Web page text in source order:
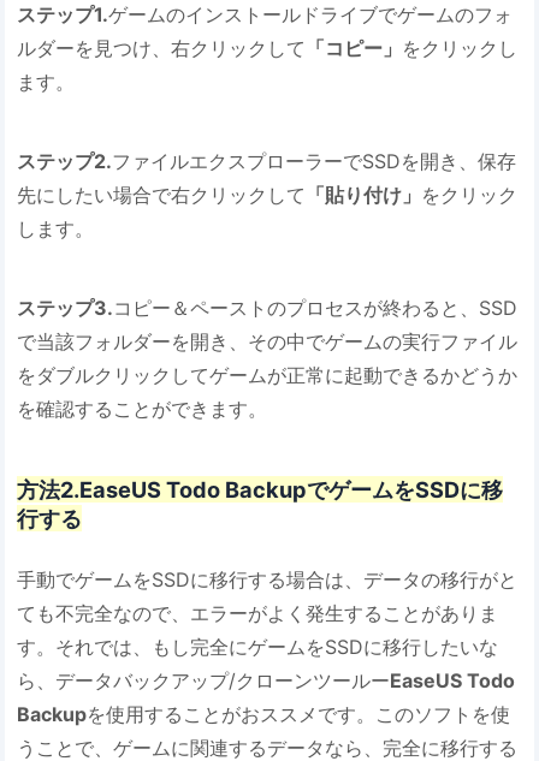
ステップ1.ゲームのインストールドライブでゲームのフォ
ルダーを見つけ、右クリックして 「コピー」 をクリックし
ます。
ステップ2.ファイルエクスプローラーでSSDを開き、保存
先にしたい場合で右クリックして 「貼り付け」 をクリック
します。
ステップ3.コピー＆ペーストのプロセスが終わると、SSD
で当該フォルダーを開き、その中でゲームの実行ファイル
をダブルクリックしてゲームが正常に起動できるかどうか
を確認することができます。
方法2.EaseUS Todo BackupでゲームをSSDに移
行する
手動でゲームをSSDに移行する場合は、データの移行がと
ても不完全なので、エラーがよく発生することがありま
す。それでは、もし完全にゲームをSSDに移行したいな
ら、データバックアップ/クローンツールーEaseUS Todo
Backupを使用することがおススメです。このソフトを使
うことで、ゲームに関連するデータなら、完全に移行する